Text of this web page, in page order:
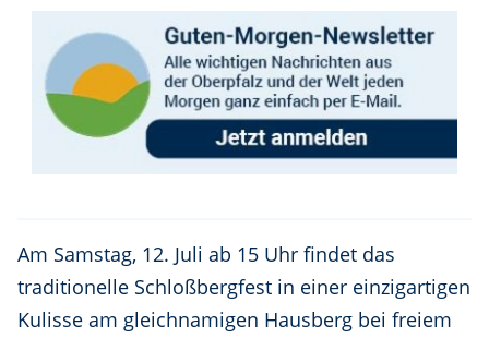
Am Samstag, 12. Juli ab 15 Uhr findet das
traditionelle Schloßbergfest in einer einzigartigen
Kulisse am gleichnamigen Hausberg bei freiem